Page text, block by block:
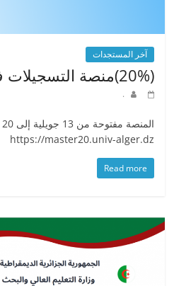
آخر المستجدات
(20%)منصة التسجيلات في الماستر
.
https://master20.univ-alger.dz
Read more